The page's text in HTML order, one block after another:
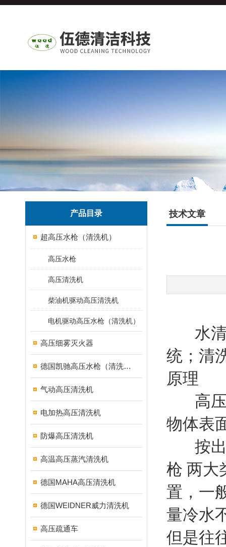
产品目录
超高压水枪（清洗机）
高压水枪
高压清洗机
柴油机驱动高压清洗机
电机驱动高压水枪（清洗机）
高压细雾灭火器
德国凯驰高压水枪（清洗机）
气动高压清洗机
电加热高压清洗机
防爆高压清洗机
高温高压蒸汽清洗机
德国MAHA高压清洗机
德国WEIDNER威力清洗机
高压疏通车
技术文章
水清
统；清
原理
高
物体表
按出
枪 两大
置，一
量冷水
但是往